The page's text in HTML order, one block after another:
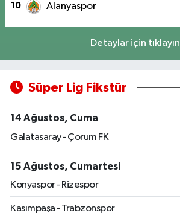
10 Alanyaspor
Detaylar için tıklayın
Süper Lig Fikstür
14 Ağustos, Cuma
Galatasaray - Çorum FK
15 Ağustos, Cumartesi
Konyaspor - Rizespor
Kasımpaşa - Trabzonspor